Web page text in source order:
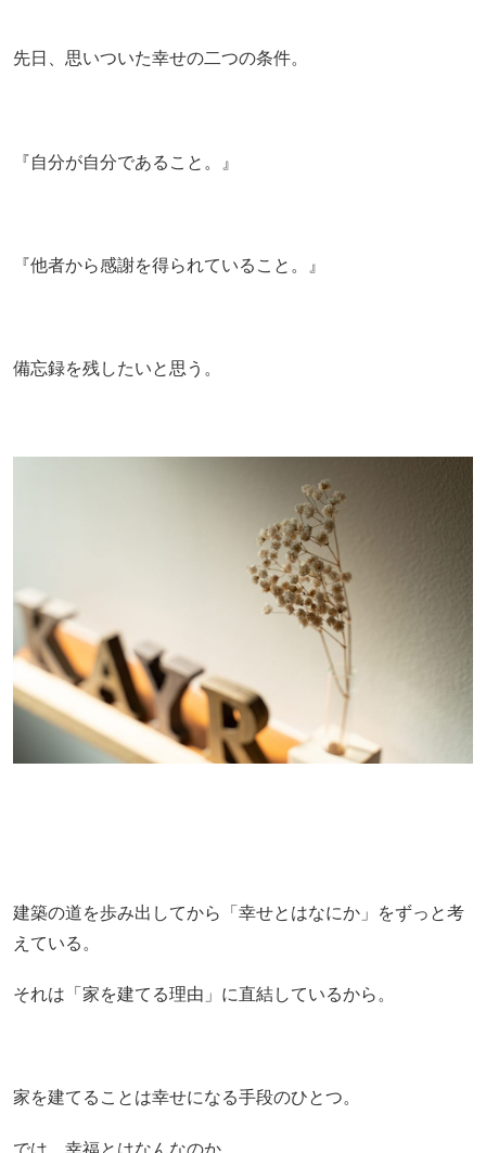
先日、思いついた幸せの二つの条件。
『自分が自分であること。』
『他者から感謝を得られていること。』
備忘録を残したいと思う。
建築の道を歩み出してから「幸せとはなにか」をずっと考
えている。
それは「家を建てる理由」に直結しているから。
家を建てることは幸せになる手段のひとつ。
では、幸福とはなんなのか。